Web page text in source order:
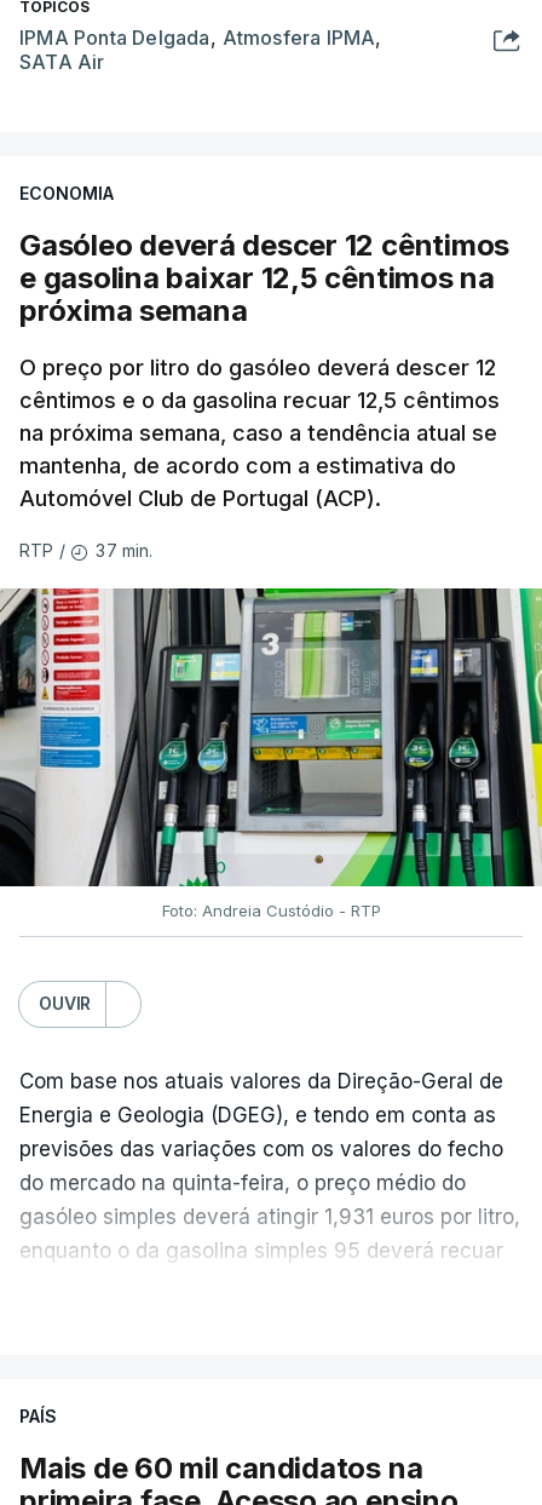
TÓPICOS
IPMA Ponta Delgada, Atmosfera IPMA,
SATA Air
ECONOMIA
Gasóleo deverá descer 12 cêntimos
e gasolina baixar 12,5 cêntimos na
próxima semana
O preço por litro do gasóleo deverá descer 12
cêntimos e o da gasolina recuar 12,5 cêntimos
na próxima semana, caso a tendência atual se
mantenha, de acordo com a estimativa do
Automóvel Club de Portugal (ACP).
RTP / 37 min.
Foto: Andreia Custódio - RTP
OUVIR
Com base nos atuais valores da Direção-Geral de
Energia e Geologia (DGEG), e tendo em conta as
previsões das variações com os valores do fecho
do mercado na quinta-feira, o preço médio do
gasóleo simples deverá atingir 1,931 euros por litro,
enquanto o da gasolina simples 95 deverá recuar
evolução das cotações internacionais do petróleo,
posto de abastecimento, a marca e a localização.
PAÍS
Mais de 60 mil candidatos na